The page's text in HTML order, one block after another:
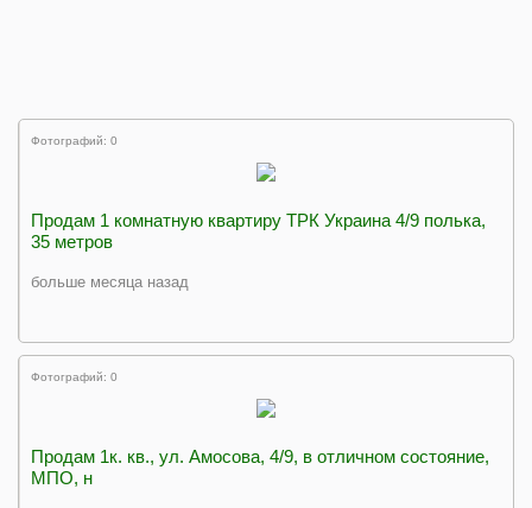
Фотографий: 0
Продам 1 комнатную квартиру ТРК Украина 4/9 полька,
35 метров
больше месяца назад
Фотографий: 0
Продам 1к. кв., ул. Амосова, 4/9, в отличном состояние,
МПО, н